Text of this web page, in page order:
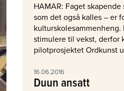
HAMAR: Faget
som det også kalles – er
stimulere til vekst, derfor
pilotprosjektet Ordkunst
16.06.2016
Duun ansatt